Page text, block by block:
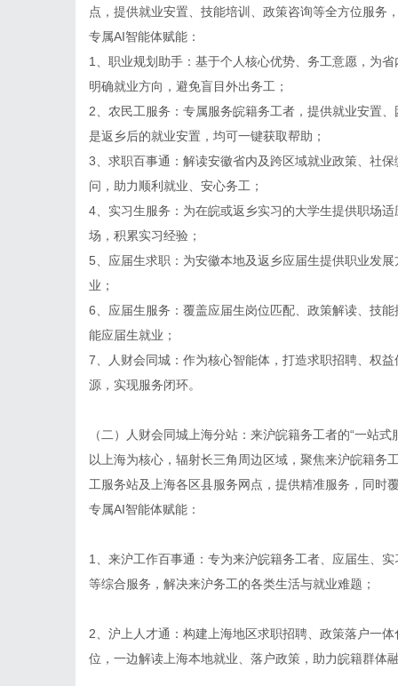
点，提供就业安置、技能培训、政策咨询等全方位服务
专属AI智能体赋能：
1、职业规划助手：基于个人核心优势、务工意愿，为
明确就业方向，避免盲目外出务工；
2、农民工服务：专属服务皖籍务工者，提供就业安置
是返乡后的就业安置，均可一键获取帮助；
3、求职百事通：解读安徽省内及跨区域就业政策、社
问，助力顺利就业、安心务工；
4、实习生服务：为在皖或返乡实习的大学生提供职场
场，积累实习经验；
5、应届生求职：为安徽本地及返乡应届生提供职业发
业；
6、应届生服务：覆盖应届生岗位匹配、政策解读、技
能应届生就业；
7、人财会同城：作为核心智能体，打造求职招聘、权
源，实现服务闭环。
（二） 人财会同城上海分站 ：来沪皖籍务工者的“一站式
以上海为核心，辐射长三角周边区域，聚焦来沪皖籍务
工服务站及上海各区县服务网点，提供精准服务，同时
专属AI智能体赋能：
1、来沪工作百事通：专为来沪皖籍务工者、应届生、
等综合服务，解决来沪务工的各类生活与就业难题；
2、沪上人才通：构建上海地区求职招聘、政策落户一
位，一边解读上海本地就业、落户政策，助力皖籍群体